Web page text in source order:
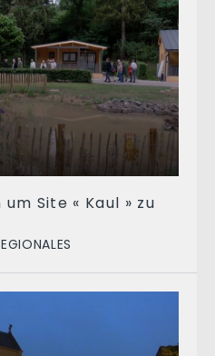
Site « Kaul » zu